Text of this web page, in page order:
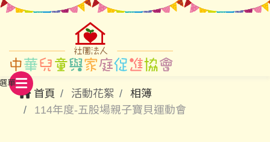
首頁 活動花絮
相簿
114年度-五股場親子寶貝運動會